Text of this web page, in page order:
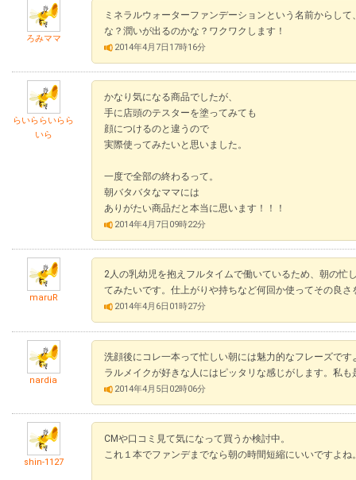
ろみママ
ミネラルウォーターファンデーションという名前からし
な？潤いが出るのかな？ワクワクします！
2014年4月7日17時16分
らいららいらら
いら
かなり気になる商品でしたが、
手に店頭のテスターを塗ってみても
顔につけるのと違うので
実際使ってみたいと思いました。
一度で全部の終わるって。
朝バタバタなママには
ありがたい商品だと本当に思います！！！
2014年4月7日09時22分
maruR
2人の乳幼児を抱えフルタイムで働いているため、朝の忙
てみたいです。仕上がりや持ちなど何回か使ってその良
2014年4月6日01時27分
nardia
洗顔後にコレ一本って忙しい朝には魅力的なフレーズで
ラルメイクが好きな人にはピッタリな感じがします。私
2014年4月5日02時06分
shin-1127
CMや口コミ見て気になって買うか検討中。
これ１本でファンデまでなら朝の時間短縮にいいですよね